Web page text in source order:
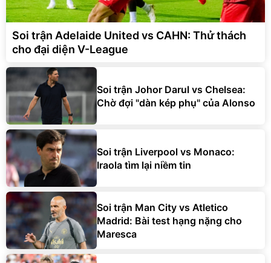
Soi trận Adelaide United vs CAHN: Thử thách
cho đại diện V-League
Soi trận Johor Darul vs Chelsea:
Chờ đợi "dàn kép phụ" của Alonso
Soi trận Liverpool vs Monaco:
Iraola tìm lại niềm tin
Soi trận Man City vs Atletico
Madrid: Bài test hạng nặng cho
Maresca